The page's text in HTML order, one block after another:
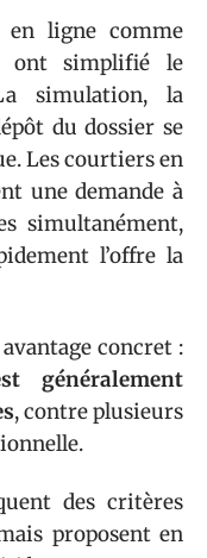
en ligne comme
ont simplifié le
simulation, la
du dossier se
Les courtiers en
une demande à
simultanément,
l’offre la
concret :
généralement
, contre plusieurs
des critères
proposent en